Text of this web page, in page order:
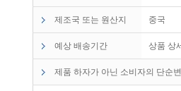
제조국 또는 원산지 중국
예상 배송기간 상품 상
제품 하자가 아닌 소비자의 단순